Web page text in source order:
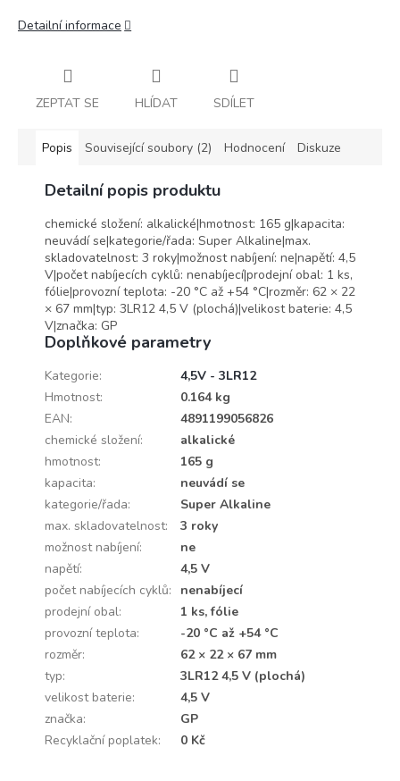
Detailní informace
ZEPTAT SE HLÍDAT SDÍLET
Popis Související soubory (2) Hodnocení Diskuze
Detailní popis produktu
chemické složení: alkalické|hmotnost: 165 g|kapacita:
neuvádí se|kategorie/řada: Super Alkaline|max.
skladovatelnost: 3 roky|možnost nabíjení: ne|napětí: 4,5
V|počet nabíjecích cyklů: nenabíjecí|prodejní obal: 1 ks,
fólie|provozní teplota: -20 °C až +54 °C|rozměr: 62 × 22
× 67 mm|typ: 3LR12 4,5 V (plochá)|velikost baterie: 4,5
V|značka: GP
Doplňkové parametry
Kategorie:
4,5V - 3LR12
Hmotnost:
0.164 kg
EAN:
4891199056826
chemické složení:
alkalické
hmotnost:
165 g
kapacita:
neuvádí se
kategorie/řada:
Super Alkaline
max. skladovatelnost:
3 roky
možnost nabíjení:
ne
napětí:
4,5 V
počet nabíjecích cyklů:
nenabíjecí
prodejní obal:
1 ks, fólie
provozní teplota:
-20 °C až +54 °C
rozměr:
62 × 22 × 67 mm
typ:
3LR12 4,5 V (plochá)
velikost baterie:
4,5 V
značka:
GP
Recyklační poplatek: 0 Kč